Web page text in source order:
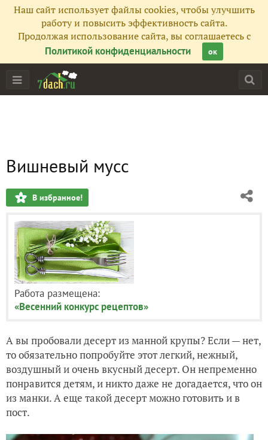
Наш сайт использует файлы cookies, чтобы улучшить
работу и повысить эффективность сайта.
Продолжая использование сайта, вы соглашаетесь с
Политикой конфиденциальности
ок
Вишневый мусс
В избранное!
Работа размещена:
«Весенний конкурс рецептов»
А вы пробовали десерт из манной крупы? Если — нет,
то обязательно попробуйте этот легкий, нежный,
воздушный и очень вкусный десерт. Он непременно
понравится детям, и никто даже не догадается, что он
из манки. А еще такой десерт можно готовить и в
пост.